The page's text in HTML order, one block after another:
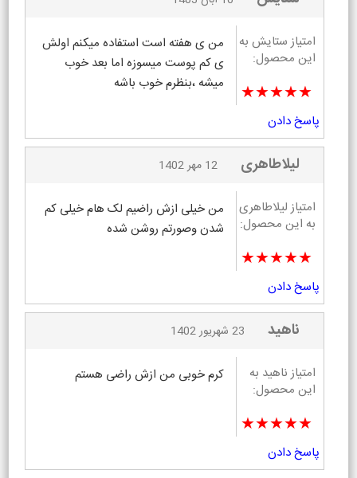
امتیاز ستایش به
این محصول:
★★★★★
من ی هفته است استفاده میکنم اولش
ی کم پوست میسوزه اما بعد خوب
میشه ،بنظرم خوب باشه
پاسخ دادن
لیلاطاهری 12 مهر 1402
امتیاز لیلاطاهری
به این محصول:
★★★★★
من خیلی ازش راضیم لک هام خیلی کم
شدن وصورتم روشن شده
پاسخ دادن
ناهید 23 شهریور 1402
امتیاز ناهید به
این محصول:
★★★★★
کرم خوبی من ازش راضی هستم
پاسخ دادن